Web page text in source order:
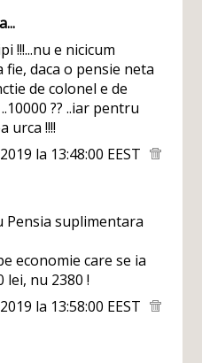
!!!...nu e nicicum
fie, daca o pensie neta
de colonel e de
?? ..iar pentru
urca !!!!
la 13:48:00 EEST
Pensia suplimentara
economie care se ia
lei, nu 2380 !
la 13:58:00 EEST